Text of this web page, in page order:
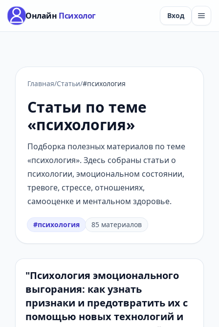
Онлайн Психолог Вход
Главная/Статьи/#психология
Статьи по теме
«психология»
Подборка полезных материалов по теме
«психология». Здесь собраны статьи о
психологии, эмоциональном состоянии,
тревоге, стрессе, отношениях,
самооценке и ментальном здоровье.
#психология 85 материалов
"Психология эмоционального
выгорания: как узнать
признаки и предотвратить их с
помощью новых технологий и